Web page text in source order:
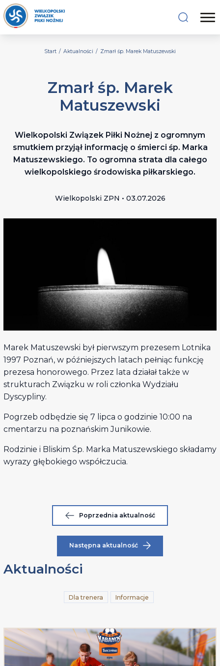
Start / Aktualności / Zmarł śp. Marek Matuszewski
Zmarł śp. Marek
Matuszewski
Wielkopolski Związek Piłki Nożnej z ogromnym
smutkiem przyjął informację o śmierci śp. Marka
Matuszewskiego. To ogromna strata dla całego
wielkopolskiego środowiska piłkarskiego.
Wielkopolski ZPN • 03.07.2026
Marek Matuszewski był pierwszym prezesem Lotnika
1997 Poznań, w późniejszych latach pełniąc funkcję
prezesa honorowego. Przez lata działał także w
strukturach Związku w roli członka Wydziału
Dyscypliny.
Pogrzeb odbędzie się 7 lipca o godzinie 10:00 na
cmentarzu na poznańskim Junikowie.
Rodzinie i Bliskim Śp. Marka Matuszewskiego składamy
wyrazy głębokiego współczucia.
Poprzednia aktualność
Następna aktualność
Aktualności
Dla trenera Informacje